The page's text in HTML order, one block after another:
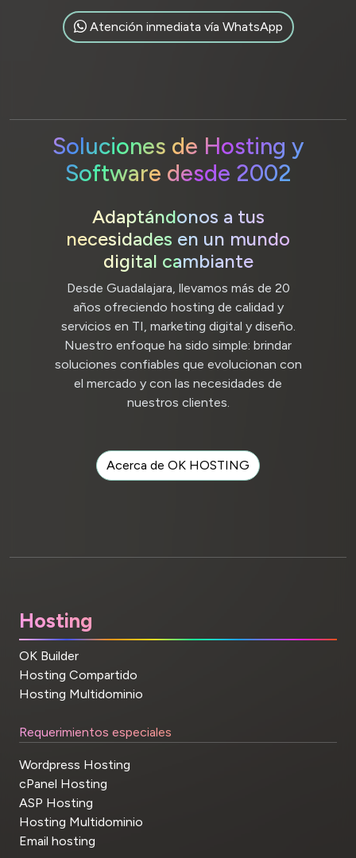
Atención inmediata vía WhatsApp
Soluciones de Hosting y
Software desde 2002
Adaptándonos a tus
necesidades en un mundo
digital cambiante
Desde Guadalajara, llevamos más de 20
años ofreciendo hosting de calidad y
servicios en TI, marketing digital y diseño.
Nuestro enfoque ha sido simple: brindar
soluciones confiables que evolucionan con
el mercado y con las necesidades de
nuestros clientes.
Acerca de OK HOSTING
Hosting
OK Builder
Hosting Compartido
Hosting Multidominio
Requerimientos especiales
Wordpress Hosting
cPanel Hosting
ASP Hosting
Hosting Multidominio
Email hosting